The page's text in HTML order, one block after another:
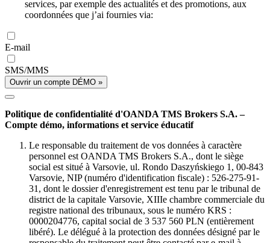
services, par exemple des actualités et des promotions, aux
coordonnées que j’ai fournies via:
E-mail
SMS/MMS
Ouvrir un compte DÉMO »
Politique de confidentialité d'OANDA TMS Brokers S.A. –
Compte démo, informations et service éducatif
Le responsable du traitement de vos données à caractère
personnel est OANDA TMS Brokers S.A., dont le siège
social est situé à Varsovie, ul. Rondo Daszyńskiego 1, 00-843
Varsovie, NIP (numéro d'identification fiscale) : 526-275-91-
31, dont le dossier d'enregistrement est tenu par le tribunal de
district de la capitale Varsovie, XIIIe chambre commerciale du
registre national des tribunaux, sous le numéro KRS :
0000204776, capital social de 3 537 560 PLN (entièrement
libéré). Le délégué à la protection des données désigné par le